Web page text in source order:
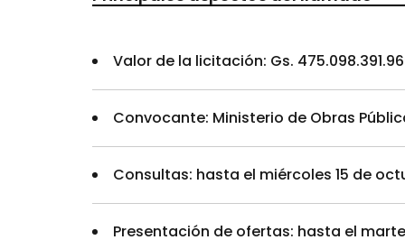
Valor de la licitación: Gs.
Convocante: Ministerio de Obras
Consultas: hasta el miércoles 15 de
Presentación de ofertas: hasta el